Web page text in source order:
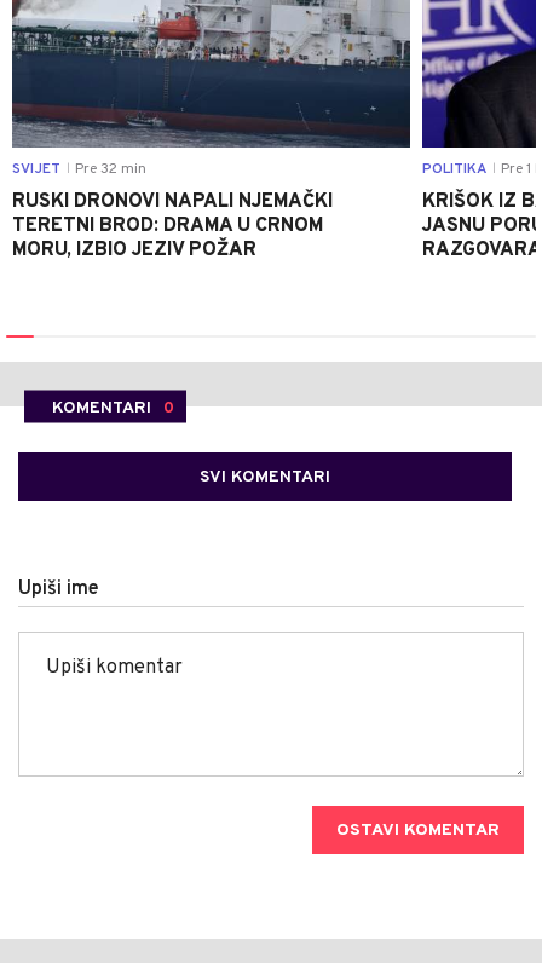
SVIJET Pre 32 min
RUSKI DRONOVI NAPALI NJEMAČKI
TERETNI BROD: DRAMA U CRNOM
MORU, IZBIO JEZIV POŽAR
POLITIKA Pre 1 h
KRIŠOK IZ
JASNU
KOMENTARI 0
SVI KOMENTARI
Upiši ime
OSTAVI KOMENTAR